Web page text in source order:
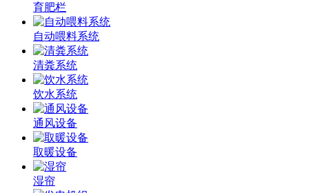
育肥栏
自动喂料系统
清粪系统
饮水系统
通风设备
取暖设备
湿帘